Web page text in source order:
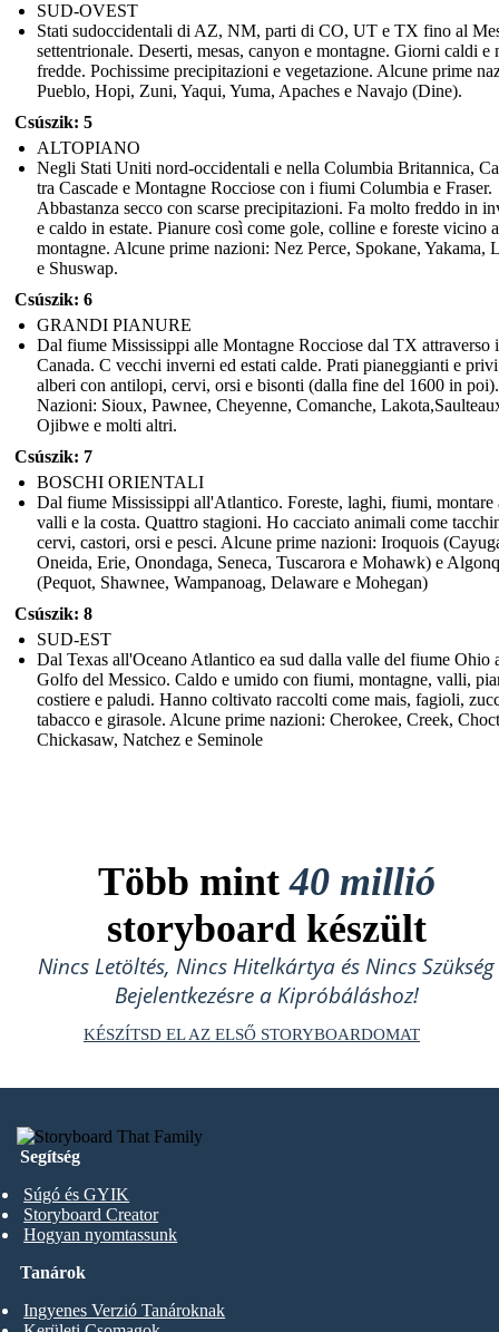
SUD-OVEST
Stati sudoccidentali di AZ, NM, parti di CO, UT e TX fino al
settentrionale. Deserti, mesas, canyon e montagne. Giorni caldi e
fredde. Pochissime precipitazioni e vegetazione. Alcune prime
Pueblo, Hopi, Zuni, Yaqui, Yuma, Apaches e Navajo (Dine).
Csúszik: 5
ALTOPIANO
Negli Stati Uniti nord-occidentali e nella Columbia Britannica,
tra Cascade e Montagne Rocciose con i fiumi Columbia e Fraser.
Abbastanza secco con scarse precipitazioni. Fa molto freddo in
e caldo in estate. Pianure così come gole, colline e foreste vicino
montagne. Alcune prime nazioni: Nez Perce, Spokane, Yakama,
e Shuswap.
Csúszik: 6
GRANDI PIANURE
Dal fiume Mississippi alle Montagne Rocciose dal TX attraverso
Canada. C vecchi inverni ed estati calde. Prati pianeggianti e
alberi con antilopi, cervi, orsi e bisonti (dalla fine del 1600 in
Nazioni: Sioux, Pawnee, Cheyenne, Comanche,
Ojibwe e molti altri.
Csúszik: 7
BOSCHI ORIENTALI
Dal fiume Mississippi all'Atlantico. Foreste, laghi, fiumi, montare
valli e la costa. Quattro stagioni. Ho cacciato animali come
cervi, castori, orsi e pesci. Alcune prime nazioni: Iroquois
Oneida, Erie, Onondaga, Seneca, Tuscarora e Mohawk) e
(Pequot, Shawnee, Wampanoag, Delaware e Mohegan)
Csúszik: 8
SUD-EST
Dal Texas all'Oceano Atlantico ea sud dalla valle del fiume Ohio
Golfo del Messico. Caldo e umido con fiumi, montagne, valli,
costiere e paludi. Hanno coltivato raccolti come mais, fagioli,
tabacco e girasole. Alcune prime nazioni: Cherokee, Creek,
Chickasaw, Natchez e Seminole
Több mint40 millió
storyboard készült
Nincs Letöltés, Nincs Hitelkártya és Nincs Szükség
Bejelentkezésre a Kipróbáláshoz!
KÉSZÍTSD EL AZ ELSŐ STORYBOARDOMAT
Segítség
Súgó és GYIK
Storyboard Creator
Hogyan nyomtassunk
Tanárok
Ingyenes Verzió Tanároknak